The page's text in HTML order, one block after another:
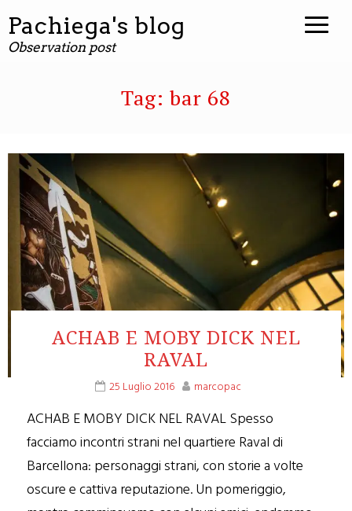
contenuto
Pachiega's blog
Observation post
Tag: bar 68
ACHAB E MOBY DICK NEL
RAVAL
25 Luglio 2016 marcopac
ACHAB E MOBY DICK NEL RAVAL Spesso
facciamo incontri strani nel quartiere Raval di
Barcellona: personaggi strani, con storie a volte
oscure e cattiva reputazione. Un pomeriggio,